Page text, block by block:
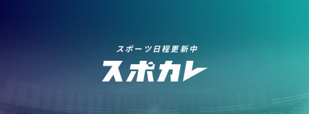
スポーツ日程更新中